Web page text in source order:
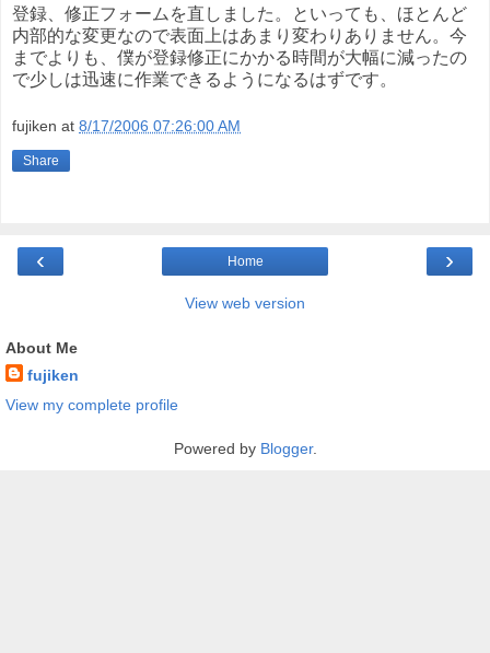
登録、修正フォームを直しました。といっても、ほとんど
内部的な変更なので表面上はあまり変わりありません。今
までよりも、僕が登録修正にかかる時間が大幅に減ったの
で少しは迅速に作業できるようになるはずです。
fujiken at 8/17/2006 07:26:00 AM
Share
‹ ›
Home
View web version
About Me
fujiken
View my complete profile
Powered by Blogger.